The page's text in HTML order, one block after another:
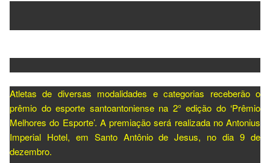
Atletas de diversas modalidades e categorias receberão o
prêmio do esporte santoantoniense na 2° edição do ‘Prêmio
Melhores do Esporte’. A premiação será realizada no Antonius
Imperial Hotel, em Santo Antônio de Jesus, no dia 9 de
dezembro.